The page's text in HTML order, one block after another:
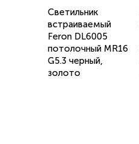
Светильник
встраиваемый
Feron DL6005
потолочный MR16
G5.3 черный,
золото